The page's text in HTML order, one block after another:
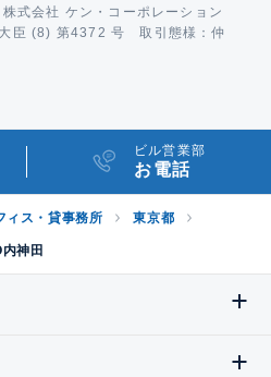
式会社 ケン・コーポレーション
臣 (8) 第4372 号 取引態様：仲
ビル営業部
お電話
ィス・貸事務所 東京都
神田